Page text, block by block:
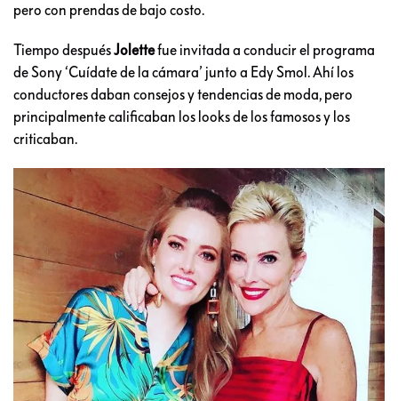
pero con prendas de bajo costo.
Tiempo despuésJolettefue invitada a conducir el programa
de Sony ‘Cuídate de la cámara’ junto a Edy Smol. Ahí los
conductores daban consejos y tendencias de moda, pero
principalmente calificaban los looks de los famosos y los
criticaban.